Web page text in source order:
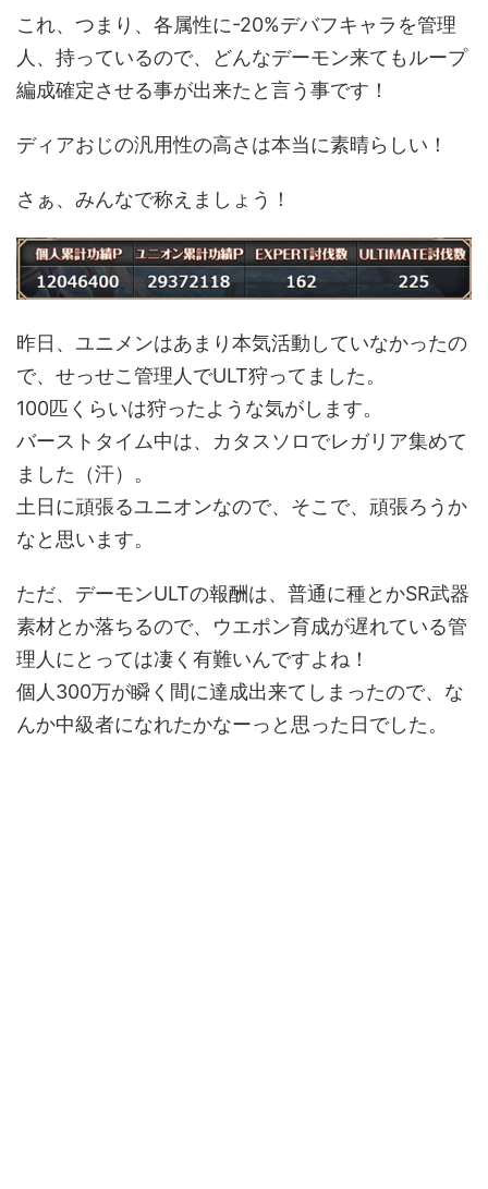
これ、つまり、各属性に-20%デバフキャラを管理
人、持っているので、どんなデーモン来てもループ
編成確定させる事が出来たと言う事です！
ディアおじの汎用性の高さは本当に素晴らしい！
さぁ、みんなで称えましょう！
昨日、ユニメンはあまり本気活動していなかったの
で、せっせこ管理人でULT狩ってました。
100匹くらいは狩ったような気がします。
バーストタイム中は、カタスソロでレガリア集めて
ました（汗）。
土日に頑張るユニオンなので、そこで、頑張ろうか
なと思います。
ただ、デーモンULTの報酬は、普通に種とかSR武器
素材とか落ちるので、ウエポン育成が遅れている管
理人にとっては凄く有難いんですよね！
個人300万が瞬く間に達成出来てしまったので、な
んか中級者になれたかなーっと思った日でした。